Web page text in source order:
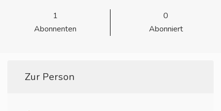
1
Abonnenten
0
Abonniert
Zur Person